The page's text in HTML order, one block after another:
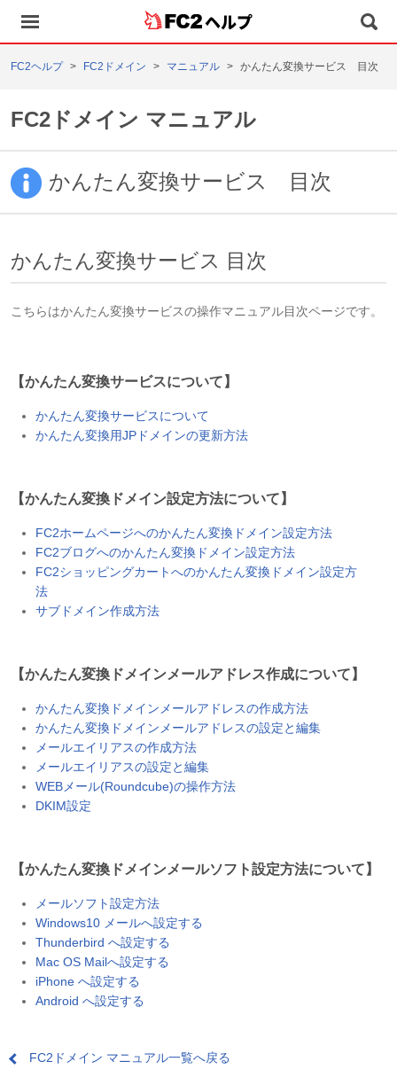
ヘルプ
FC2ヘルプ FC2ドメイン マニュアル かんたん変換サービス 目次
FC2ドメイン マニュアル
かんたん変換サービス 目次
かんたん変換サービス 目次
こちらはかんたん変換サービスの操作マニュアル目次ページです。
【かんたん変換サービスについて】
かんたん変換サービスについて
かんたん変換用JPドメインの更新方法
【かんたん変換ドメイン設定方法について】
FC2ホームページへのかんたん変換ドメイン設定方法
FC2ブログへのかんたん変換ドメイン設定方法
FC2ショッピングカートへのかんたん変換ドメイン設定方
法
サブドメイン作成方法
【かんたん変換ドメインメールアドレス作成について】
かんたん変換ドメインメールアドレスの作成方法
かんたん変換ドメインメールアドレスの設定と編集
メールエイリアスの作成方法
メールエイリアスの設定と編集
WEBメール(Roundcube)の操作方法
DKIM設定
【かんたん変換ドメインメールソフト設定方法について】
メールソフト設定方法
Windows10 メールへ設定する
Thunderbird へ設定する
Mac OS Mailへ設定する
iPhone へ設定する
Android へ設定する
FC2ドメイン マニュアル一覧へ戻る